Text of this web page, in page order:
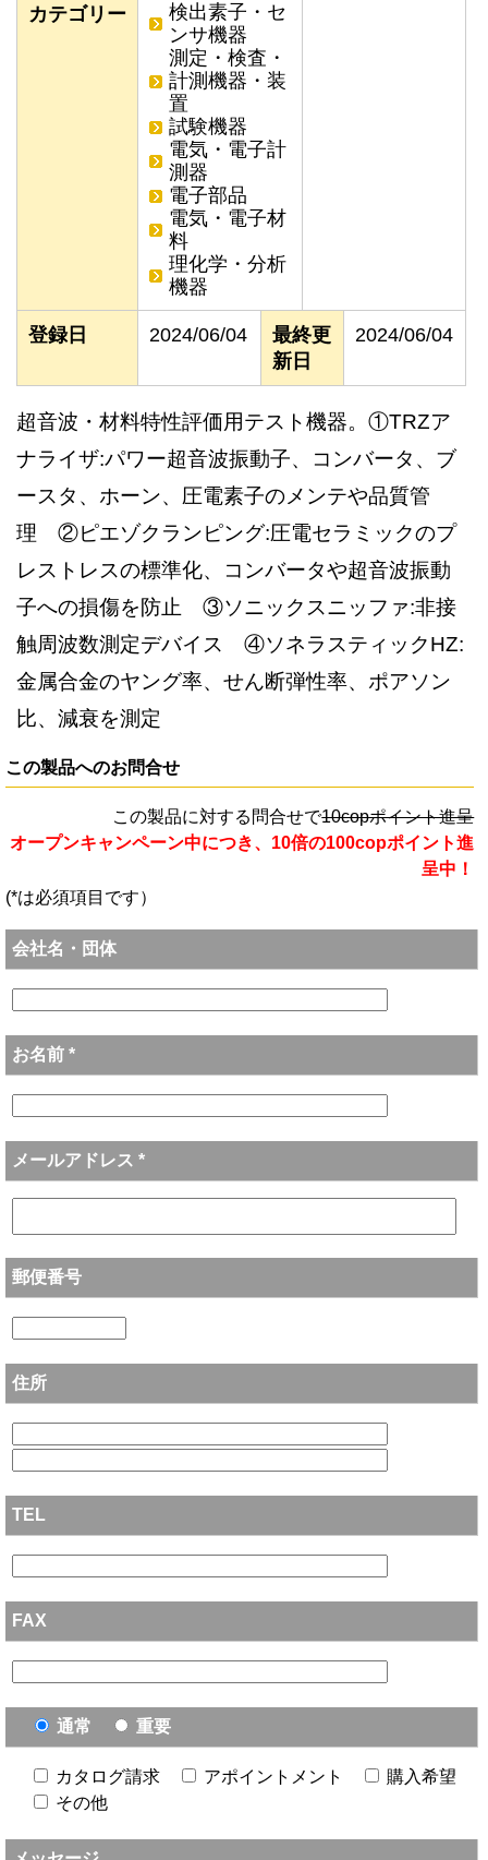
カテゴリー
検出素子・セ
ンサ機器
測定・検査・
計測機器・装
置
試験機器
電気・電子計
測器
電子部品
電気・電子材
料
理化学・分析
機器
登録日 2024/06/04
最終更
新日
2024/06/04
超音波・材料特性評価用テスト機器。①TRZア
ナライザ:パワー超音波振動子、コンバータ、ブ
ースタ、ホーン、圧電素子のメンテや品質管
理 ②ピエゾクランピング:圧電セラミックのプ
レストレスの標準化、コンバータや超音波振動
子への損傷を防止 ③ソニックスニッファ:非接
触周波数測定デバイス ④ソネラスティックHZ:
金属合金のヤング率、せん断弾性率、ポアソン
比、減衰を測定
この製品へのお問合せ
この製品に対する問合せで10copポイント進呈
オープンキャンペーン中につき、10倍の100copポイント進
呈中！
(*は必須項目です）
会社名・団体
お名前 *
メールアドレス *
郵便番号
住所
TEL
FAX
通常 重要
カタログ請求 アポイントメント
購入希望
その他